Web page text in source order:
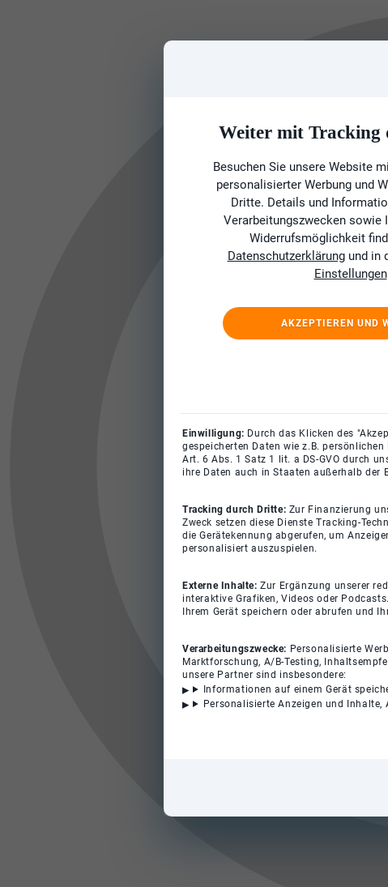
Weiter mit
Besuchen Sie unsere Website
personalisierter Werbung und
Dritte. Details und
Verarbeitungszwecken sowie
Widerrufsmöglichkeit
Datenschutzerklärungund in
Einstellungen
AKZEPTIEREN UND
Einwilligung: Durch das Klicken des
gespeicherten Daten wie z.B.
Art. 6 Abs. 1 Satz 1 lit. a DS-GVO durch
ihre Daten auch in Staaten außerhalb der
Tracking durch Dritte: Zur Finanzierung
Zweck setzen diese Dienste Tracking-
die Gerätekennung abgerufen, um
personalisiert auszuspielen.
Externe Inhalte:Zur Ergänzung unserer
interaktive Grafiken, Videos oder
Ihrem Gerät speichern oder abrufen und
Verarbeitungszwecke: Personalisierte
Marktforschung, A/B-Testing,
unsere Partner sind insbesondere:
Informationen auf einem Gerät
Personalisierte Anzeigen und